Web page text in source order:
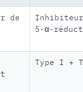
de
5-α-
Type I +